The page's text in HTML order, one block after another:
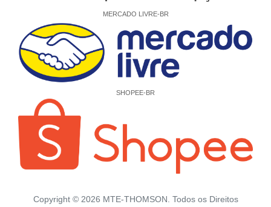
MERCADO LIVRE-BR
SHOPEE-BR
Copyright © 2026 MTE-THOMSON. Todos os Direitos